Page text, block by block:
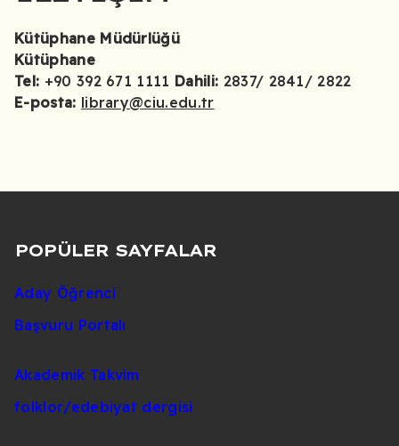
Kütüphane Müdürlüğü
Kütüphane
Tel: +90 392 671 1111 Dahili: 2837/ 2841/ 2822
E-posta: library@ciu.edu.tr
POPÜLER SAYFALAR
Aday Öğrenci
Başvuru Portalı
Akademik Takvim
folklor/edebiyat dergisi